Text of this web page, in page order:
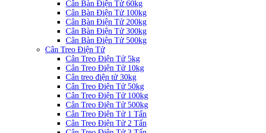
Cân Bàn Điện Tử 60kg
Cân Bàn Điện Tử 100kg
Cân Bàn Điện Tử 200kg
Cân Bàn Điện Tử 300kg
Cân Bàn Điện Tử 500kg
Cân Treo Điện Tử
Cân Treo Điện Tử 5kg
Cân Treo Điện Tử 10kg
Cân treo điện tử 30kg
Cân Treo Điện Tử 50kg
Cân Treo Điện Tử 100kg
Cân Treo Điện Tử 500kg
Cân Treo Điện Tử 1 Tấn
Cân Treo Điện Tử 2 Tấn